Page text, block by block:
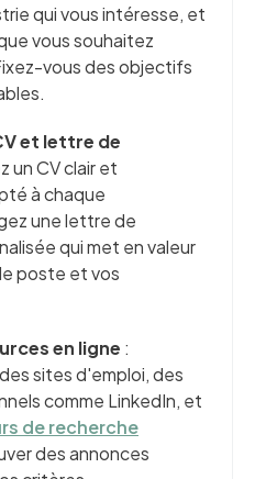
qui vous intéresse, et
vous souhaitez
vous des objectifs
et lettre de
un CV clair et
à chaque
une lettre de
qui met en valeur
poste et vos
en ligne :
sites d'emploi, des
comme LinkedIn, et
de recherche
des annonces